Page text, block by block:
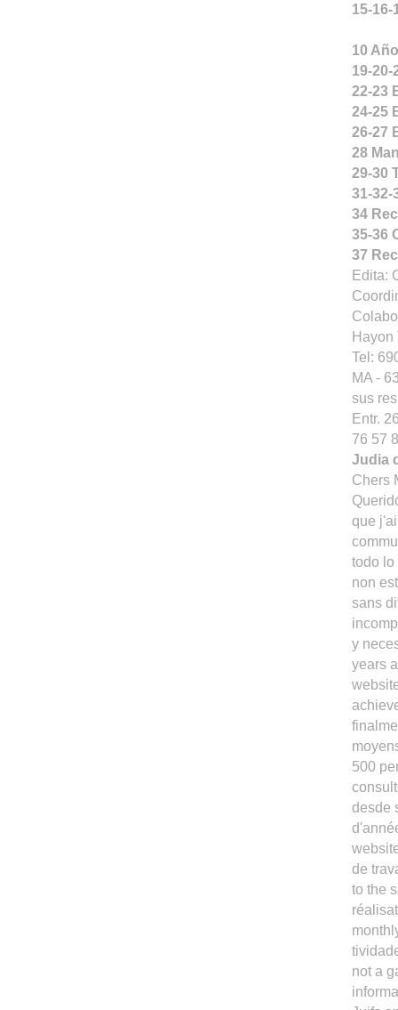
15-
10
19-
22-23
24-25
26-27
28
29-30
31-32-
34
35-36
37
Edita:
Hayon
Tel:
MA -
sus
Entr.
76 57
Judia
Chers
que
todo lo
non
sans
y
years
500
desde
de
to the
not a